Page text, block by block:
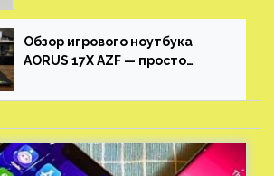
Обзор игрового ноутбука
AORUS 17X AZF — просто